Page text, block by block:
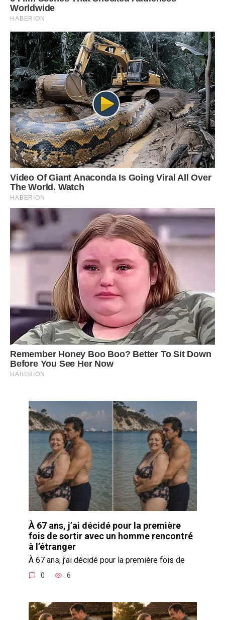
À 67 ans, j’ai décidé pour la première
fois de sortir avec un homme rencontré
à l’étranger
À 67 ans, j’ai décidé pour la première fois de
0 6